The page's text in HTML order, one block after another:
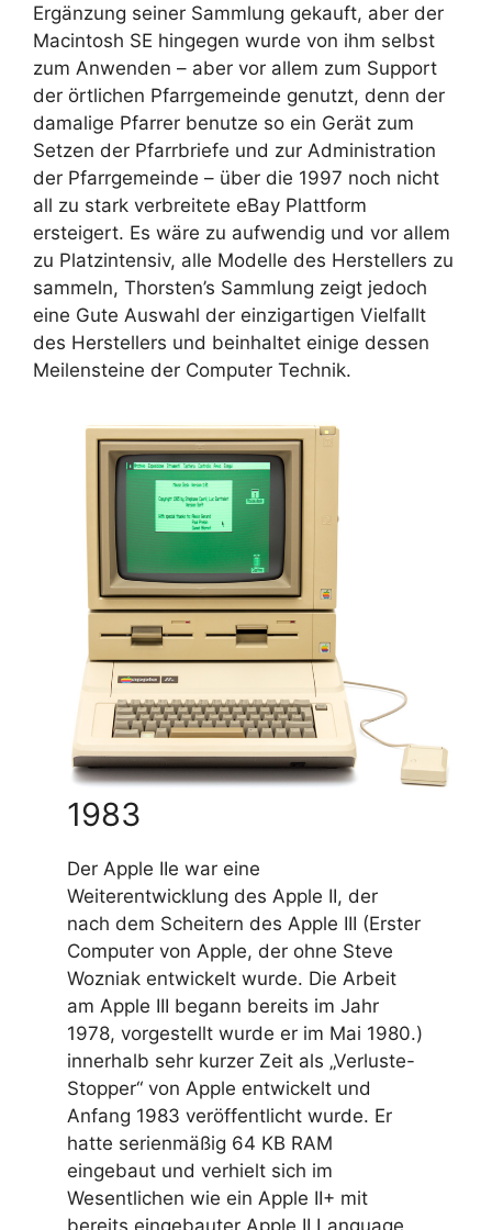
Ergänzung seiner Sammlung gekauft, aber der
Macintosh SE hingegen wurde von ihm selbst
zum Anwenden – aber vor allem zum Support
der örtlichen Pfarrgemeinde genutzt, denn der
damalige Pfarrer benutze so ein Gerät zum
Setzen der Pfarrbriefe und zur Administration
der Pfarrgemeinde – über die 1997 noch nicht
all zu stark verbreitete eBay Plattform
ersteigert. Es wäre zu aufwendig und vor allem
zu Platzintensiv, alle Modelle des Herstellers zu
sammeln, Thorsten’s Sammlung zeigt jedoch
eine Gute Auswahl der einzigartigen Vielfallt
des Herstellers und beinhaltet einige dessen
Meilensteine der Computer Technik.
1983
Der Apple IIe war eine
Weiterentwicklung des Apple II, der
nach dem Scheitern des Apple III (Erster
Computer von Apple, der ohne Steve
Wozniak entwickelt wurde. Die Arbeit
am Apple III begann bereits im Jahr
1978, vorgestellt wurde er im Mai 1980.)
innerhalb sehr kurzer Zeit als „Verluste-
Stopper“ von Apple entwickelt und
Anfang 1983 veröffentlicht wurde. Er
hatte serienmäßig 64 KB RAM
eingebaut und verhielt sich im
Wesentlichen wie ein Apple II+ mit
bereits eingebauter Apple II Language